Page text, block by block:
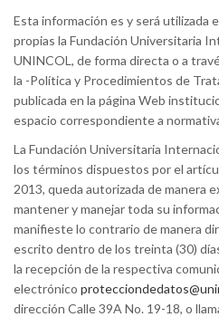
Esta información es y será utilizada
propias la Fundación Universitaria
UNINCOL, de forma directa o a
la -Política y Procedimientos de
publicada en la página Web
espacio correspondiente a
La Fundación Universitaria
los términos dispuestos por el
2013, queda autorizada de manera
mantener y manejar toda su
manifieste lo contrario de manera
escrito dentro de los treinta (30)
la recepción de la respectiva
electrónico
dirección Calle 39A No. 19-18, o